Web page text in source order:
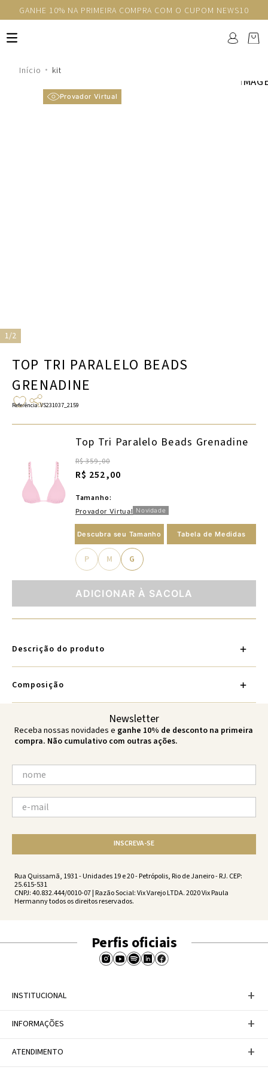
GANHE 10% NA PRIMEIRA COMPRA COM O CUPOM NEWS10
kit
Provador Virtual
1/2
TOP TRI PARALELO BEADS
GRENADINE
Referência:VS231037_2159
Top Tri Paralelo Beads Grenadine
R$ 359,00
R$ 252,00
Tamanho:
Provador Virtual Novidade
Descubra seu Tamanho Tabela de Medidas
P M G
ADICIONAR À SACOLA
Descrição do produto
Composição
Newsletter
Receba nossas novidades e ganhe 10% de desconto na primeira
compra. Não cumulativo com outras ações.
INSCREVA-SE
Rua Quissamã, 1931 - Unidades 19 e 20 - Petrópolis, Rio de Janeiro - RJ. CEP:
25.615-531
CNPJ: 40.832.444/0010-07 | Razão Social: Vix Varejo LTDA. 2020 Vix Paula
Hermanny todos os direitos reservados.
Perfis oficiais
INSTITUCIONAL +
A Marca
Trabalhe conosco
INFORMAÇÕES +
Política de Privacidade
ATENDIMENTO +